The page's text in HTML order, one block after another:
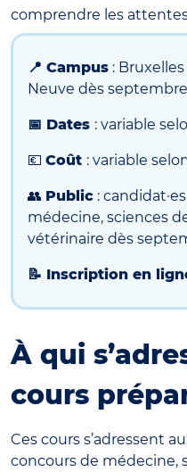
comprendre les
📍 Campus :
Neuve dès
📅 Dates : variable
💶 Coût : variable
👥 Public :
médecine, sciences
vétérinaire dès
📝 Inscription en
À qui
cours
Ces cours s’adressent
concours de médecine,